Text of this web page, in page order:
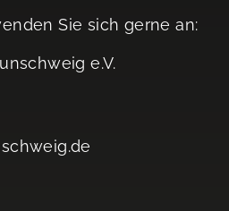
Sie sich gerne an:
e.V.